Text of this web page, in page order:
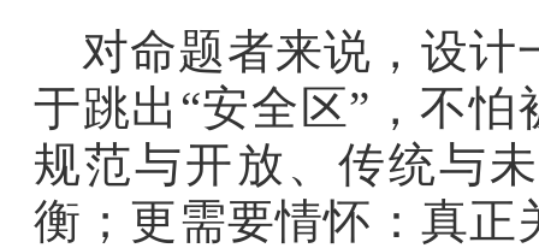
对命题者来说，设计
于跳出“安全区”，不怕
规范与开放、传统与
衡；更需要情怀：真正